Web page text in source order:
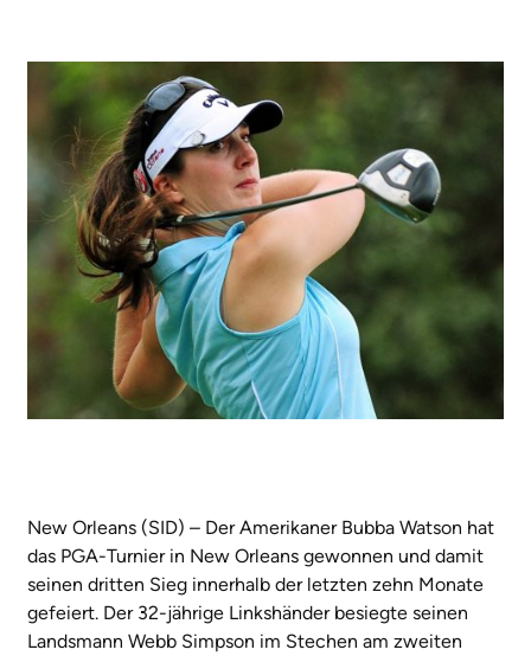
New Orleans (SID) – Der Amerikaner Bubba Watson hat
das PGA-Turnier in New Orleans gewonnen und damit
seinen dritten Sieg innerhalb der letzten zehn Monate
gefeiert. Der 32-jährige Linkshänder besiegte seinen
Landsmann Webb Simpson im Stechen am zweiten